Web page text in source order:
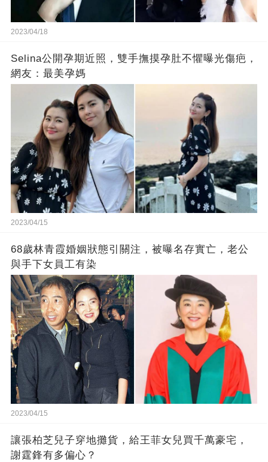
2023/04/18
Selina公開孕期近照，雙手撫摸孕肚不懼曝光傷疤，
網友：最美孕媽
2023/04/15
68歲林青霞婚姻狀態引關注，被曝名存實亡，老公
與手下女員工有染
2023/04/15
讓張柏芝兒子穿地攤貨，給王菲女兒買千萬豪宅，
謝霆鋒有多偏心？